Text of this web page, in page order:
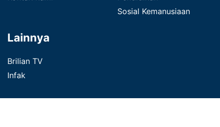
Sosial Kemanusiaan
Lainnya
Brilian TV
Infak